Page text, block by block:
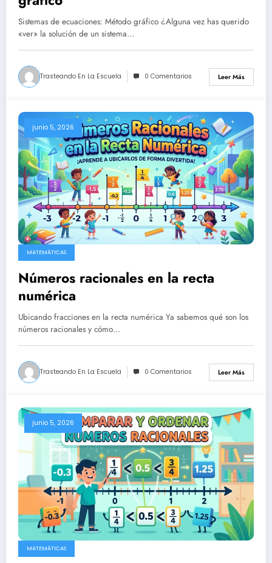
Sistemas de ecuaciones: Método gráfico ¿Alguna vez has querido
«ver» la solución de un sistema…
Trasteando En La Escuela 0 Comentarios Leer Más
junio 5, 2026
MATEMÁTICAS
Números racionales en la recta
numérica
Ubicando fracciones en la recta numérica Ya sabemos qué son los
números racionales y cómo…
Trasteando En La Escuela 0 Comentarios Leer Más
junio 5, 2026
MATEMÁTICAS